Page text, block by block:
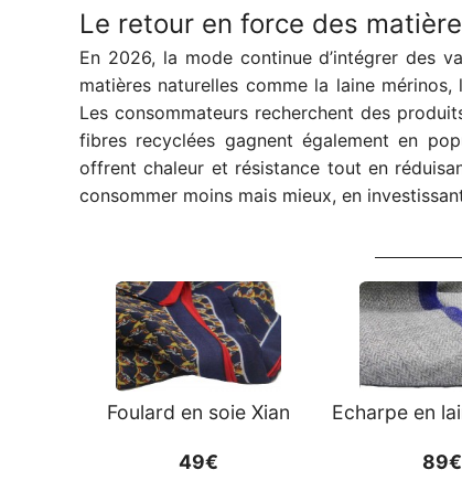
Le retour en force des
En 2026, la mode continue d’intégrer des
matières naturelles comme la laine
Les consommateurs recherchent des
fibres recyclées gagnent également en
offrent chaleur et résistance tout en
consommer moins mais mieux, en
Foulard en soie Xian
49€
Echarpe en
89€